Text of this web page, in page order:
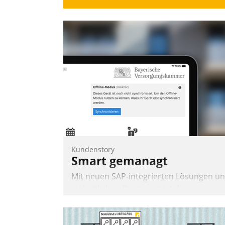
Kundenstory
Smart gemanagt
Mit neuen SAP-integrierten Lösungen
Versorgungskammer im Ressort